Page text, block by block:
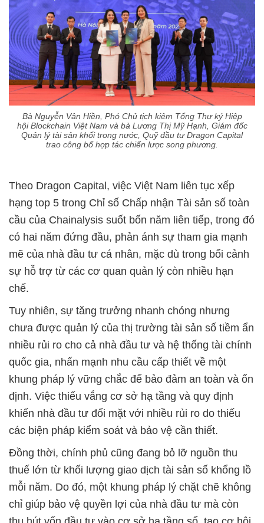
Bà Nguyễn Vân Hiền, Phó Chủ tịch kiêm Tổng Thư ký Hiệp
hội Blockchain Việt Nam và bà Lương Thị Mỹ Hạnh, Giám đốc
Quản lý tài sản khối trong nước, Quỹ đầu tư Dragon Capital
trao công bố hợp tác chiến lược song phương.
Theo Dragon Capital, việc Việt Nam liên tục xếp
hạng top 5 trong Chỉ số Chấp nhận Tài sản số toàn
cầu của Chainalysis suốt bốn năm liên tiếp, trong đó
có hai năm đứng đầu, phản ánh sự tham gia mạnh
mẽ của nhà đầu tư cá nhân, mặc dù trong bối cảnh
sự hỗ trợ từ các cơ quan quản lý còn nhiều hạn
chế.
Tuy nhiên, sự tăng trưởng nhanh chóng nhưng
chưa được quản lý của thị trường tài sản số tiềm ẩn
nhiều rủi ro cho cả nhà đầu tư và hệ thống tài chính
quốc gia, nhấn mạnh nhu cầu cấp thiết về một
khung pháp lý vững chắc để bảo đảm an toàn và ổn
định. Việc thiếu vắng cơ sở hạ tầng và quy định
khiến nhà đầu tư đối mặt với nhiều rủi ro do thiếu
các biện pháp kiểm soát và bảo vệ cần thiết.
Đồng thời, chính phủ cũng đang bỏ lỡ nguồn thu
thuế lớn từ khối lượng giao dịch tài sản số khổng lồ
mỗi năm. Do đó, một khung pháp lý chặt chẽ không
chỉ giúp bảo vệ quyền lợi của nhà đầu tư mà còn